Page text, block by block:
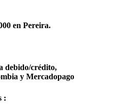
en Pereira.
debido/crédito,
y Mercadopago
: